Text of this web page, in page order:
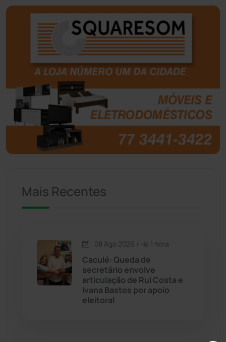
Bom Jesus da Lapa (507)
Boquira (152)
Botuporã
Brasil (7680)
Brumado (31958)
Caetanos
Candiba
Cândido Sales (121)
Mais Recentes
08 Ago 2026 / Há 1 hora
Caculé: Queda de
secretário envolve
articulação de Rui Costa e
Ivana Bastos por apoio
eleitoral